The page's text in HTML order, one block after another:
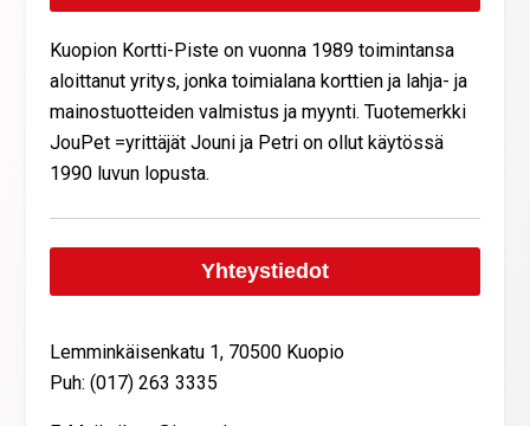
Kuopion Kortti-Piste on vuonna 1989 toimintansa
aloittanut yritys, jonka toimialana korttien ja lahja- ja
mainostuotteiden valmistus ja myynti. Tuotemerkki
JouPet =yrittäjät Jouni ja Petri on ollut käytössä
1990 luvun lopusta.
Yhteystiedot
Lemminkäisenkatu 1, 70500 Kuopio
Puh: (017) 263 3335